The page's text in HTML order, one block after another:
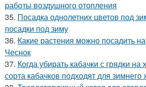
работы воздушного отопления
35. Посадка однолетних цветов под
посадки под зиму
36. Какие растения можно посадить
Чеснок
37. Когда убирать кабачки с грядки на
сорта кабачков подходят для зимнего